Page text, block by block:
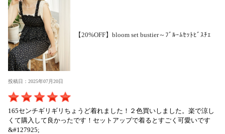
【20%OFF】bloom set bustier～ﾌﾞﾙｰﾑｾｯﾄﾋﾞｽﾁｪ
投稿日：2025年07月20日
165センチギリギリちょうど着れました！２色買いしました。楽で涼し
くて購入して良かったです！セットアップで着るとすごく可愛いです
&#127925;